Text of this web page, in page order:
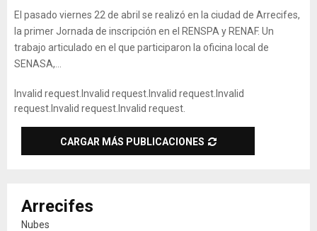
El pasado viernes 22 de abril se realizó en la ciudad de Arrecifes,
la primer Jornada de inscripción en el RENSPA y RENAF. Un
trabajo articulado en el que participaron la oficina local de
SENASA,...
Invalid request. Invalid request. Invalid request. Invalid
request. Invalid request. Invalid request.
CARGAR MÁS PUBLICACIONES
Arrecifes
Nubes